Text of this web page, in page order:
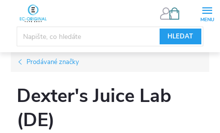
obsah
HLEDAT
NÁKUPNÍ
Prodávané značky
Dexter's Juice Lab
(DE)